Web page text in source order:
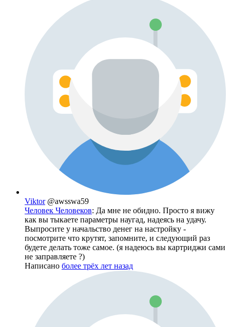
Viktor @awsswa59
Человек Человеков: Да мне не обидно. Просто я вижу
как вы тыкаете параметры наугад, надеясь на удачу.
Выпросите у начальство денег на настройку -
посмотрите что крутят, запомните, и следующий раз
будете делать тоже самое. (я надеюсь вы картриджи сами
не заправляете ?)
Написано более трёх лет назад